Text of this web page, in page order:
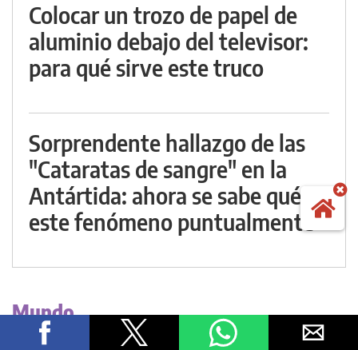
Colocar un trozo de papel de
aluminio debajo del televisor:
para qué sirve este truco
Sorprendente hallazgo de las
"Cataratas de sangre" en la
Antártida: ahora se sabe qué es
este fenómeno puntualmente
Mundo